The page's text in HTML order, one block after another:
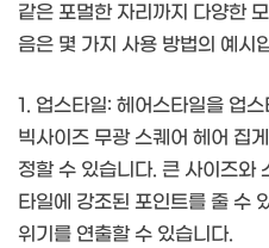
같은 포멀한 자리까지 다양한
음은 몇 가지 사용 방법의 예시
1. 업스타일: 헤어스타일을 업
빅사이즈 무광 스퀘어 헤어 집
정할 수 있습니다. 큰 사이즈와
타일에 강조된 포인트를 줄 수
위기를 연출할 수 있습니다.